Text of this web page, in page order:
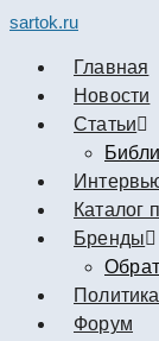
sartok.ru
Главная
Новости
Cтатьи
Каталог
Бренды
Форум